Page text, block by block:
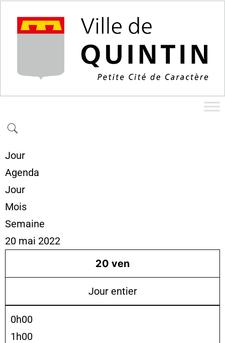
Jour
Agenda
Jour
Mois
Semaine
20 mai 2022
20 ven
Jour entier
0h00
1h00